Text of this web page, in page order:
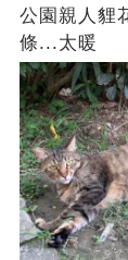
公園親人貍
條...太暖